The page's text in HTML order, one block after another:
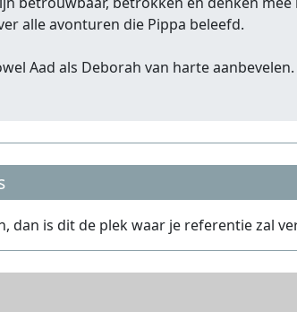
alle avonturen die Pippa beleefd.
Aad als Deborah van harte aanbevelen.
is dit de plek waar je referentie zal